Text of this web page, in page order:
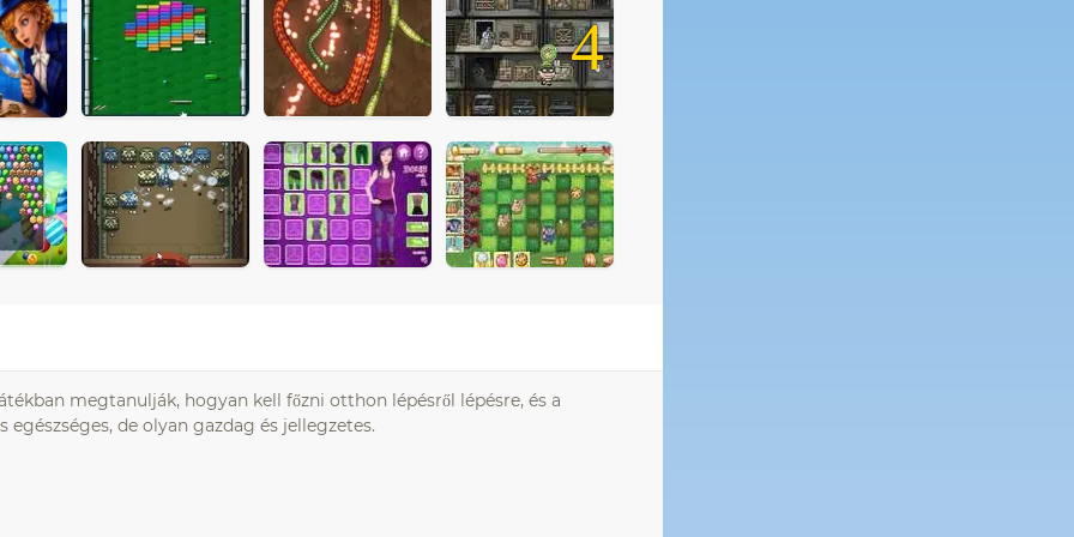
4
megtanulják, hogyan kell főzni otthon lépésről lépésre, és a
de olyan gazdag és jellegzetes.